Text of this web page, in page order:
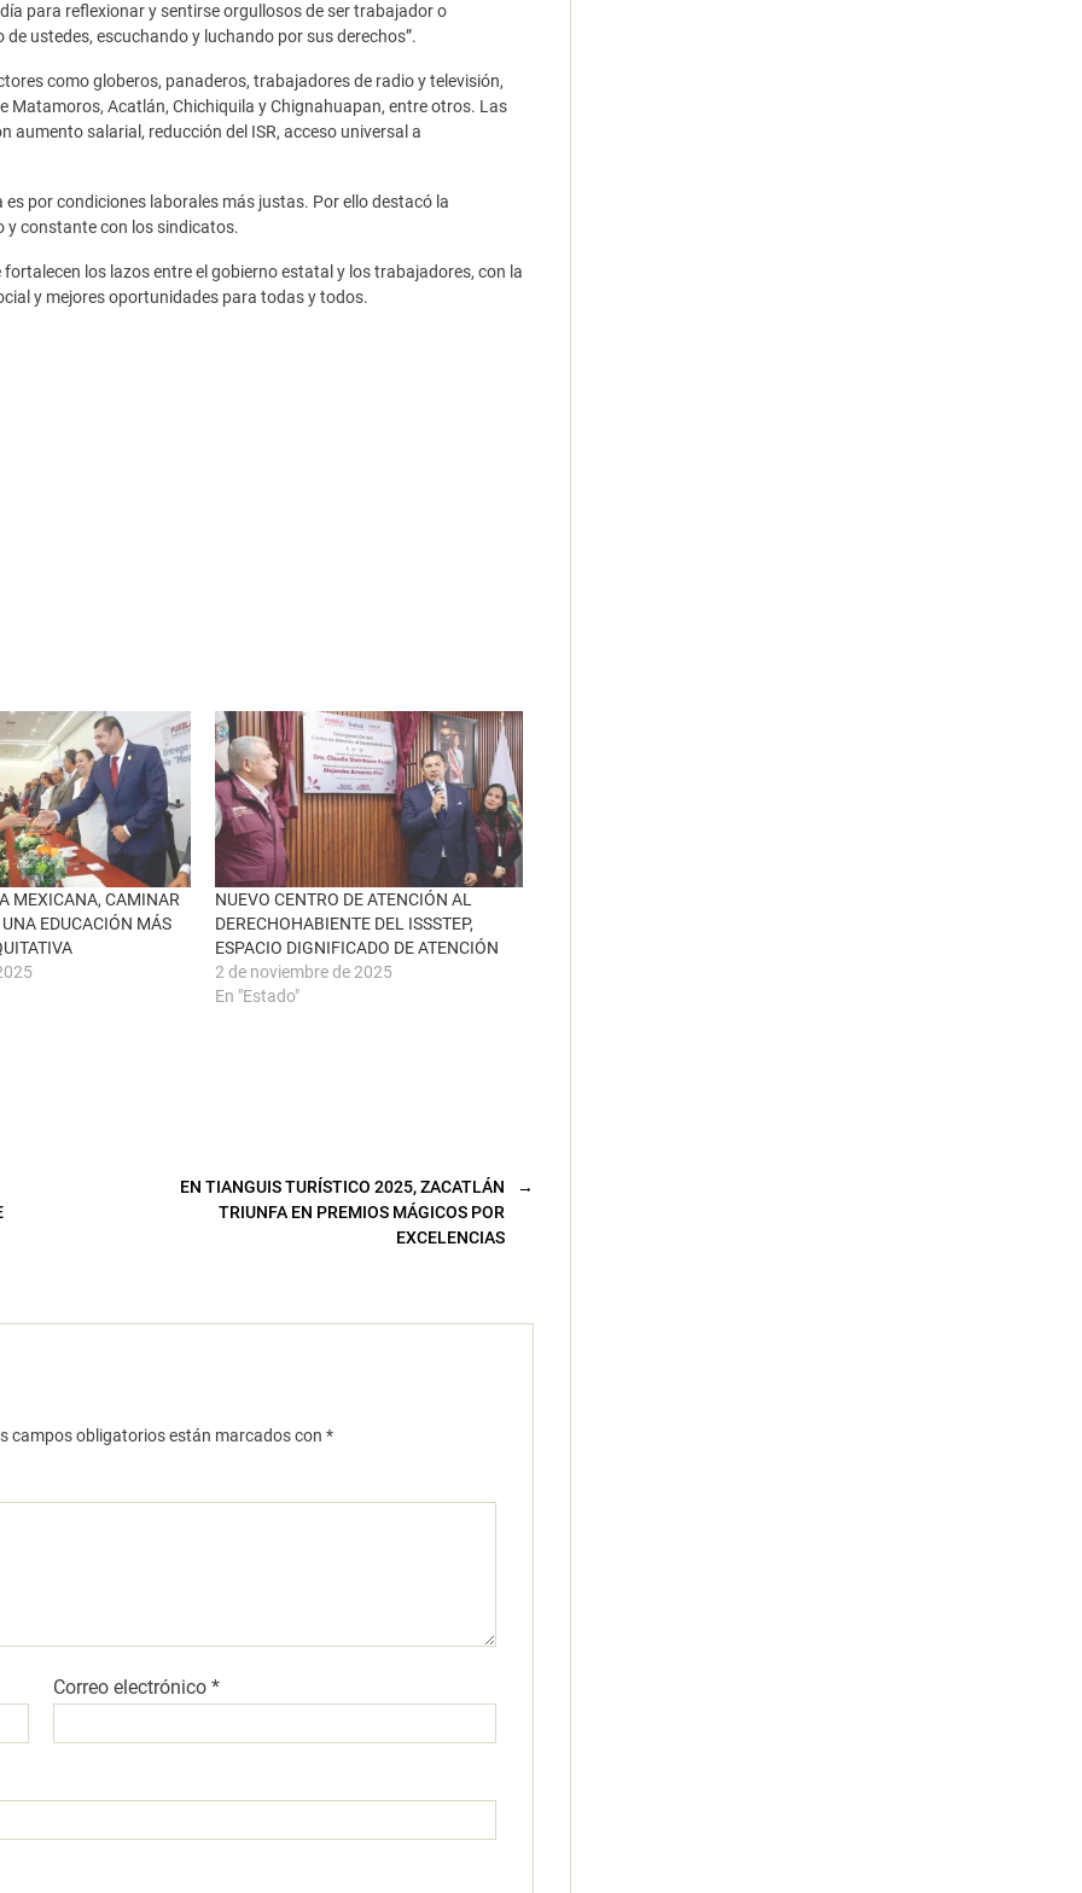
para reflexionar y sentirse orgullosos de ser trabajador o
ustedes, escuchando y luchando por sus derechos”.
como globeros, panaderos, trabajadores de radio y televisión,
Matamoros, Acatlán, Chichiquila y Chignahuapan, entre otros. Las
salarial, reducción del ISR, acceso universal a
por condiciones laborales más justas. Por ello destacó la
y constante con los sindicatos.
los lazos entre el gobierno estatal y los trabajadores, con la
y mejores oportunidades para todas y todos.
MEXICANA, CAMINAR
EDUCACIÓN MÁS
NUEVO CENTRO DE ATENCIÓN AL
DERECHOHABIENTE DEL ISSSTEP,
ESPACIO DIGNIFICADO DE ATENCIÓN
2 de noviembre de 2025
En "Estado"
→
EN TIANGUIS TURÍSTICO 2025, ZACATLÁN
TRIUNFA EN PREMIOS MÁGICOS POR
EXCELENCIAS
campos obligatorios están marcados con *
Correo electrónico*